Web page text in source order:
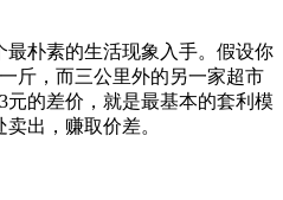
朴素的生活现象入手。假设你
斤，而三公里外的另一家超市
的差价，就是最基本的套利模
出，赚取价差。